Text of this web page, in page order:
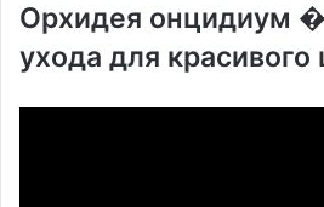
Орхидея онцидиум
ухода для красивого